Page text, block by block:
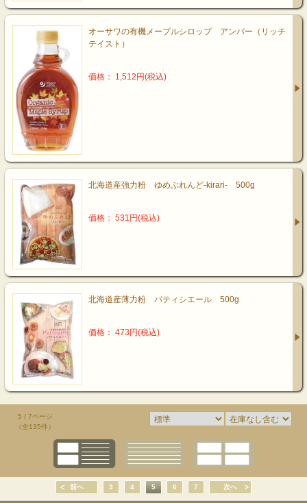
オーサワの有機メープルシロップ アンバー（リッチ
テイスト）
価格： 1,512円(税込)
北海道産強力粉 ゆめぶれんど-kirari- 500g
価格： 531円(税込)
北海道産薄力粉 パティシエール 500g
価格： 473円(税込)
5 / 7ページ
（全135件）
前へ 3 4 5 6 7 次へ